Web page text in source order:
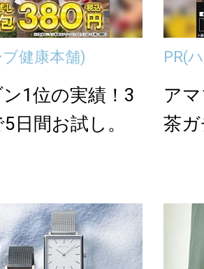
健康本舗)
1位の実績！3
日間お試し。
PR(
ア
茶